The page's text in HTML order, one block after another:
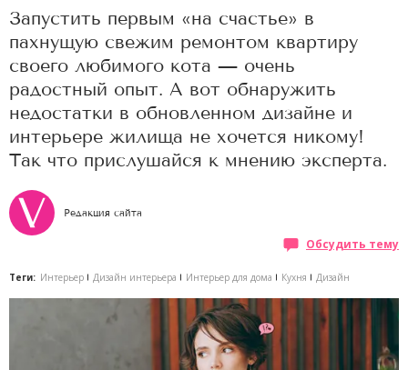
Запустить первым «на счастье» в
пахнущую свежим ремонтом квартиру
своего любимого кота — очень
радостный опыт. А вот обнаружить
недостатки в обновленном дизайне и
интерьере жилища не хочется никому!
Так что прислушайся к мнению эксперта.
Редакция сайта
Обсудить тему
Теги: Интерьер Дизайн интерьера Интерьер для дома Кухня Дизайн